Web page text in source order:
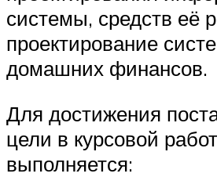
системы, средств её
проектирование
домашних финансов.
Для достижения
цели в курсовой
выполняется: